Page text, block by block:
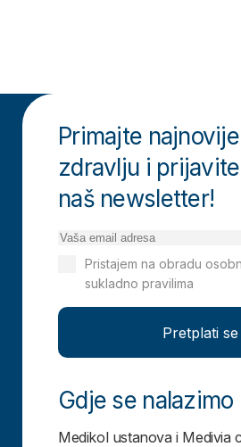
Primajte
zdravlju i
naš newsletter!
Pretplati se
Pristajem na obradu
sukladno pravilima
Gdje se nalazimo
Medikol ustanova i Medivia